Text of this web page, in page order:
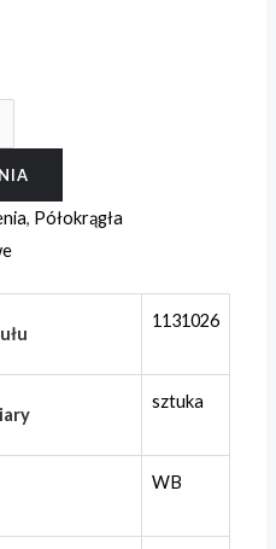
, Półokrągła
1131026
sztuka
WB